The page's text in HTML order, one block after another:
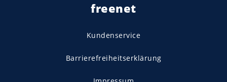
freenet
Kundenservice
Barrierefreiheitserklärung